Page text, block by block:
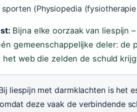
(Physiopedia
Bijna elke oorzaak van liespijn
gemeenschappelijke deler: de
het web die zelden de schuld
liespijn met darmklachten is het
deze vaak de verbindende